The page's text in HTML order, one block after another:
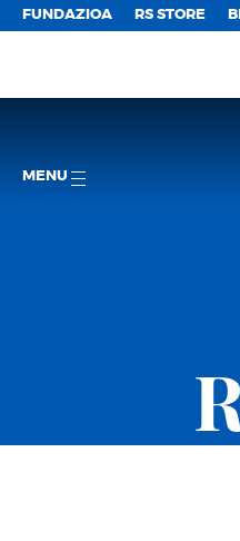
FUNDAZIOA RS STORE
MENU